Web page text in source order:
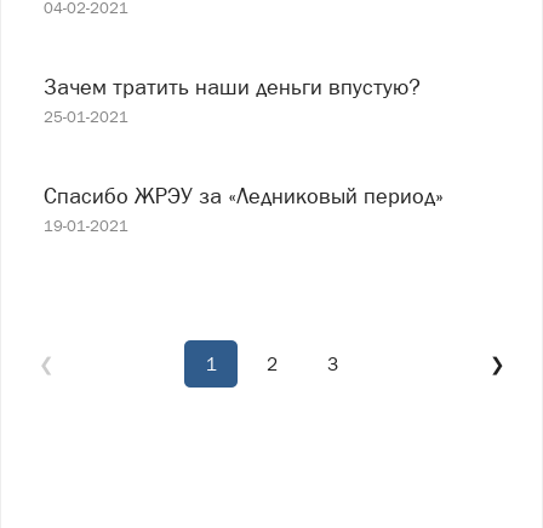
04-02-2021
Зачем тратить наши деньги впустую?
25-01-2021
Спасибо ЖРЭУ за «Ледниковый период»
19-01-2021
❮ 1 2 3 ❯